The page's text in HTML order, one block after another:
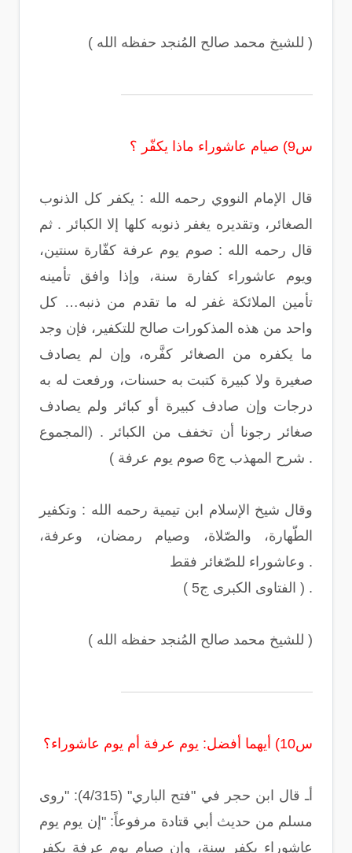
( للشيخ محمد صالح المُنجد حفظه الله )
س9) صيام عاشوراء ماذا يكفّر ؟
قال الإمام النووي رحمه الله : يكفر كل الذنوب
الصغائر، وتقديره يغفر ذنوبه كلها إلا الكبائر . ثم
قال رحمه الله : صوم يوم عرفة كفّارة سنتين،
ويوم عاشوراء كفارة سنة، وإذا وافق تأمينه
تأمين الملائكة غفر له ما تقدم من ذنبه… كل
واحد من هذه المذكورات صالح للتكفير، فإن وجد
ما يكفره من الصغائر كفَّره، وإن لم يصادف
صغيرة ولا كبيرة كتبت به حسنات، ورفعت له به
درجات وإن صادف كبيرة أو كبائر ولم يصادف
صغائر رجونا أن تخفف من الكبائر . (المجموع
شرح المهذب ج6 صوم يوم عرفة ) .
وقال شيخ الإسلام ابن تيمية رحمه الله : وتكفير
الطّهارة، والصّلاة، وصيام رمضان، وعرفة،
وعاشوراء للصّغائر فقط .
( الفتاوى الكبرى ج5 ) .
( للشيخ محمد صالح المُنجد حفظه الله )
س10) أيهما أفضل: يوم عرفة أم يوم عاشوراء؟
أـ قال ابن حجر في "فتح الباري" (4/315): "روى
مسلم من حديث أبي قتادة مرفوعاً: "إن يوم يوم
عاشوراء يكفر سنة، وإن صيام يوم عرفة يكفر